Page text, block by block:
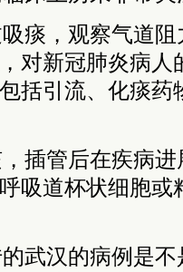
痰，观察气道
对新冠肺炎病人
括引流、化痰药
插管后在疾病
吸道杯状细胞或
武汉的病例是